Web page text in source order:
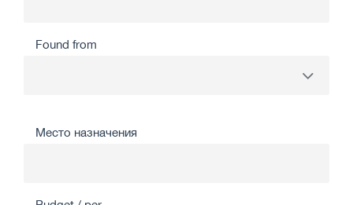
Found from
Место назначения